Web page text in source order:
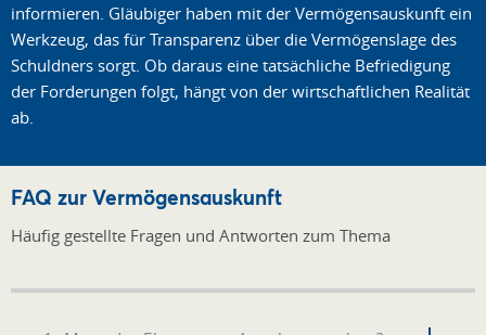
informieren. Gläubiger haben mit der Vermögensauskunft ein
Werkzeug, das für Transparenz über die Vermögenslage des
Schuldners sorgt. Ob daraus eine tatsächliche Befriedigung
der Forderungen folgt, hängt von der wirtschaftlichen Realität
ab.
FAQ zur Vermögensauskunft
Häufig gestellte Fragen und Antworten zum Thema